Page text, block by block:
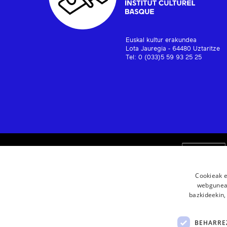
Euskal kultur erakundea
Lota Jauregia - 64480 Uztaritze
Tel: 0 (033)5 59 93 25 25
Cookieak